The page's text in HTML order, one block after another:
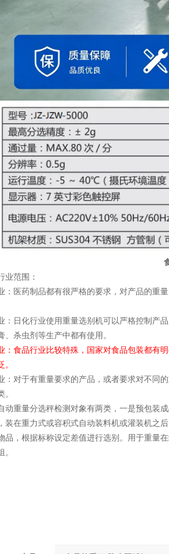
业范围：
：医药制品都有很严格的要求，对产品的重
：日化行业使用重量选别机可以严格控制产
、杀虫剂等生产中都有使用。
：食品行业比较特殊，国家对食品包装都有
。
：对于有重量要求的产品，或者要求对不同
。
动重量分选秤检测对象有两类，一是预包装
装在重力式或容积式自动装料机或灌装机之
品，根据标称设定差值进行选别。用于重量
。